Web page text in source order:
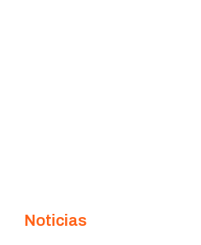
Noticias